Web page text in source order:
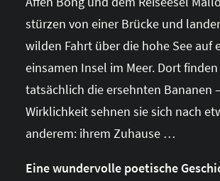
stürzen von einer Brücke und
wilden Fahrt über die hohe See auf
einsamen Insel im Meer. Dort
tatsächlich die ersehnten Bananen
Wirklichkeit sehnen sie sich nach
anderem: ihrem Zuhause …
Eine wundervolle poetische